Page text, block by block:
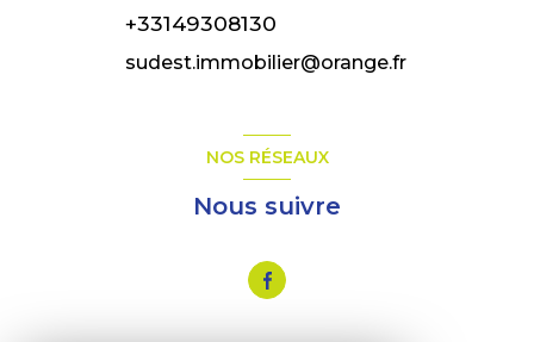
+33149308130
sudest.immobilier@orange.fr
NOS RÉSEAUX
Nous suivre